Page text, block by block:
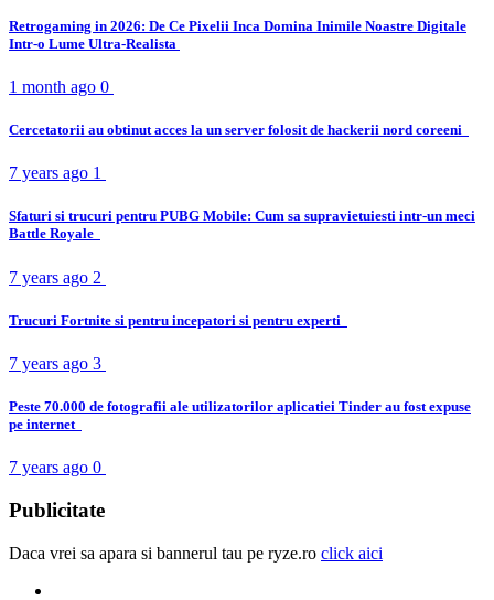
Retrogaming in 2026: De Ce Pixelii Inca Domina Inimile Noastre Digitale
Intr-o Lume Ultra-Realista
1 month ago 0
Cercetatorii au obtinut acces la un server folosit de hackerii nord coreeni
7 years ago 1
Sfaturi si trucuri pentru PUBG Mobile: Cum sa supravietuiesti intr-un meci
Battle Royale
7 years ago 2
Trucuri Fortnite si pentru incepatori si pentru experti
7 years ago 3
Peste 70.000 de fotografii ale utilizatorilor aplicatiei Tinder au fost expuse
pe internet
7 years ago 0
Publicitate
Daca vrei sa apara si bannerul tau pe ryze.ro click aici